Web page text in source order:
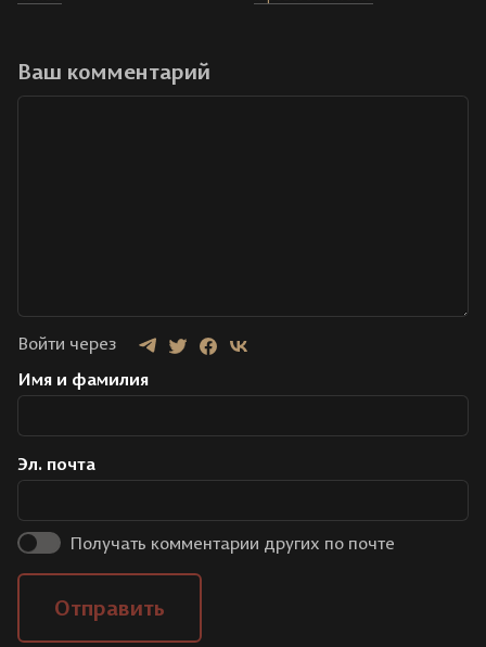
Ваш комментарий
Войти через
Имя и фамилия
Эл. почта
Получать комментарии других по почте
Отправить